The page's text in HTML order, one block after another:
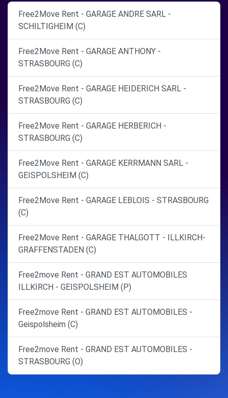
Free2Move Rent - GARAGE ANDRE SARL -
SCHILTIGHEIM (C)
Free2Move Rent - GARAGE ANTHONY -
STRASBOURG (C)
Free2Move Rent - GARAGE HEIDERICH SARL -
STRASBOURG (C)
Free2Move Rent - GARAGE HERBERICH -
STRASBOURG (C)
Free2Move Rent - GARAGE KERRMANN SARL -
GEISPOLSHEIM (C)
Free2Move Rent - GARAGE LEBLOIS - STRASBOURG
(C)
Free2Move Rent - GARAGE THALGOTT - ILLKIRCH-
GRAFFENSTADEN (C)
Free2move Rent - GRAND EST AUTOMOBILES
ILLKIRCH - GEISPOLSHEIM (P)
Free2move Rent - GRAND EST AUTOMOBILES -
Geispolsheim (C)
Free2move Rent - GRAND EST AUTOMOBILES -
STRASBOURG (O)